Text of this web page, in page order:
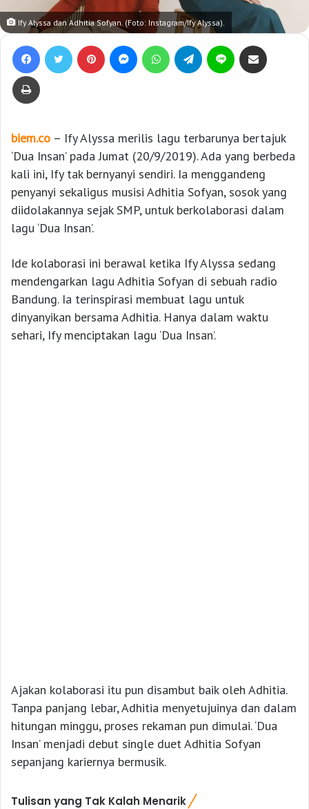
Ify Alyssa dan Adhitia Sofyan. (Foto: Instagram/Ify Alyssa).
biem.co – Ify Alyssa merilis lagu terbarunya bertajuk
‘Dua Insan’ pada Jumat (20/9/2019). Ada yang berbeda
kali ini, Ify tak bernyanyi sendiri. Ia menggandeng
penyanyi sekaligus musisi Adhitia Sofyan, sosok yang
diidolakannya sejak SMP, untuk berkolaborasi dalam
lagu ‘Dua Insan’.
Ide kolaborasi ini berawal ketika Ify Alyssa sedang
mendengarkan lagu Adhitia Sofyan di sebuah radio
Bandung. Ia terinspirasi membuat lagu untuk
dinyanyikan bersama Adhitia. Hanya dalam waktu
sehari, Ify menciptakan lagu ‘Dua Insan’.
Ajakan kolaborasi itu pun disambut baik oleh Adhitia.
Tanpa panjang lebar, Adhitia menyetujuinya dan dalam
hitungan minggu, proses rekaman pun dimulai. ‘Dua
Insan’ menjadi debut single duet Adhitia Sofyan
sepanjang kariernya bermusik.
Tulisan yang Tak Kalah Menarik